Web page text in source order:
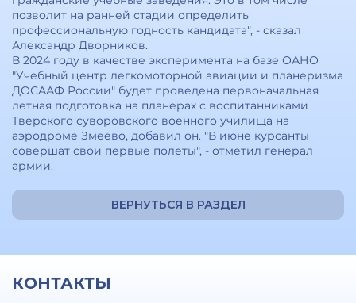
позволит на ранней стадии определить
профессиональную годность кандидата", - сказал
Александр Дворников.
В 2024 году в качестве эксперимента на базе ОАНО
"Учебный центр легкомоторной авиации и планеризма
ДОСААФ России" будет проведена первоначальная
летная подготовка на планерах с воспитанниками
Тверского суворовского военного училища на
аэродроме Змеёво, добавил он. "В июне курсанты
совершат свои первые полеты", - отметил генерал
армии.
ВЕРНУТЬСЯ В РАЗДЕЛ
КОНТАКТЫ